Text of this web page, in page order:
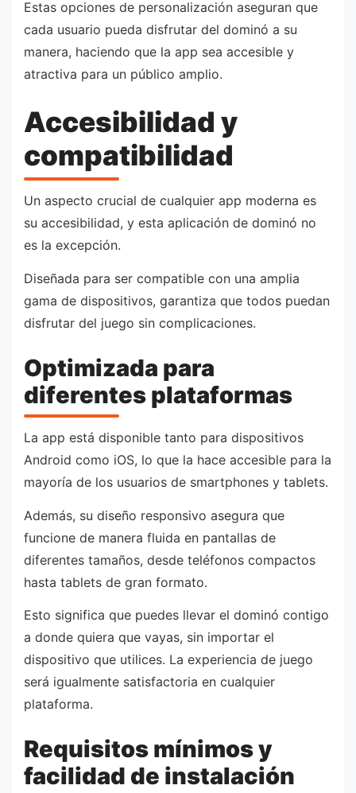
Estas opciones de personalización aseguran que
cada usuario pueda disfrutar del dominó a su
manera, haciendo que la app sea accesible y
atractiva para un público amplio.
Accesibilidad y
compatibilidad
Un aspecto crucial de cualquier app moderna es
su accesibilidad, y esta aplicación de dominó no
es la excepción.
Diseñada para ser compatible con una amplia
gama de dispositivos, garantiza que todos puedan
disfrutar del juego sin complicaciones.
Optimizada para
diferentes plataformas
La app está disponible tanto para dispositivos
Android como iOS, lo que la hace accesible para la
mayoría de los usuarios de smartphones y tablets.
Además, su diseño responsivo asegura que
funcione de manera fluida en pantallas de
diferentes tamaños, desde teléfonos compactos
hasta tablets de gran formato.
Esto significa que puedes llevar el dominó contigo
a donde quiera que vayas, sin importar el
dispositivo que utilices. La experiencia de juego
será igualmente satisfactoria en cualquier
plataforma.
Requisitos mínimos y
facilidad de instalación